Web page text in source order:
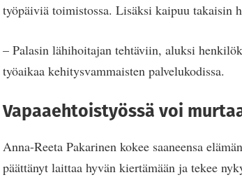
työpäiviä toimistossa. Lisäksi kaipuu takaisin
– Palasin lähihoitajan tehtäviin, aluksi
työaikaa kehitysvammaisten palvelukodissa.
Vapaaehtoistyössä voi
Anna-Reeta Pakarinen kokee saaneensa
päättänyt laittaa hyvän kiertämään ja tekee